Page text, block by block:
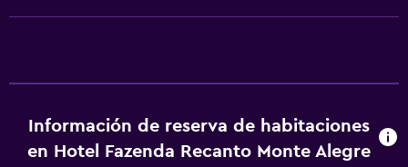
Extinguidor
Actividades
Información de reserva de habitaciones
en Hotel Fazenda Recanto Monte Alegre